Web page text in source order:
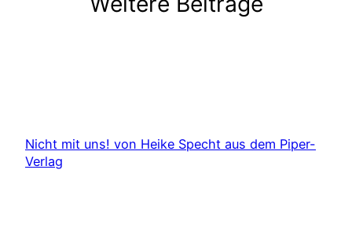
Nicht mit uns! von Heike Specht aus dem Piper-
Verlag